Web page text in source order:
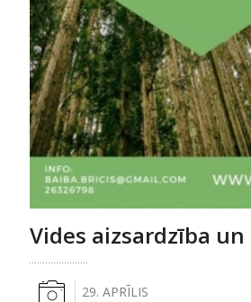
Vides aizsardzība un
29. APRĪLIS